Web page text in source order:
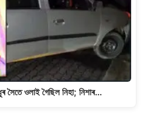
সৈতে ওলাই গৈছিল নিহা; নিশাৰ…